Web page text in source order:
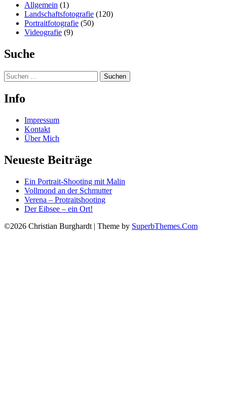
Allgemein (1)
Landschaftsfotografie (120)
Portraitfotografie (50)
Videografie (9)
Suche
Suchen
nach:
Info
Impressum
Kontakt
Über Mich
Neueste Beiträge
Ein Portrait-Shooting mit Malin
Vollmond an der Schmutter
Verena – Protraitshooting
Der Eibsee – ein Ort!
©2026 Christian Burghardt | Theme by SuperbThemes.Com